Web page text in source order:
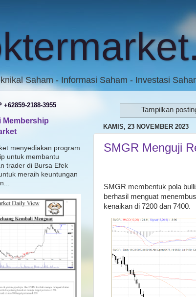
Saham - Informasi Saham - Investasi
Tampilkan
KAMIS, 23 NOVEMBER 2023
SMGR Menguji
SMGR membentuk pola
berhasil menguat
kenaikan di 7200 dan 7400.
+62859-2188-3955
Membership
menyediakan program
untuk membantu
trader di Bursa Efek
meraih keuntungan